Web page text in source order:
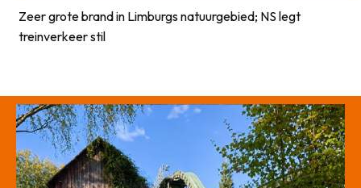
Zeer grote brand in Limburgs natuurgebied; NS legt
treinverkeer stil